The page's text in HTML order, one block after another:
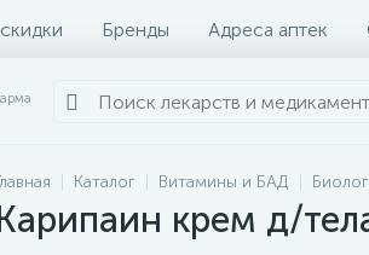
Бренды Адреса аптек
Каталог Витамины и БАД
крем д/